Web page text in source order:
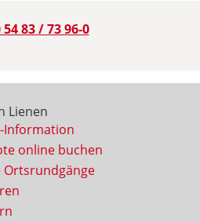
54 83 / 73 96-0
Lienen
Information
online buchen
Ortsrundgänge